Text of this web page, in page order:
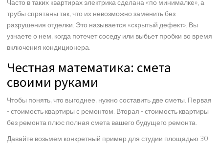
Часто в таких квартирах электрика сделана «по минималке», а
трубы спрятаны так, что их невозможно заменить без
разрушения отделки. Это называется «скрытый дефект». Вы
узнаете о нем, когда потечет соседу или выбьет пробки во время
включения кондиционера.
Честная математика: смета
своими руками
Чтобы понять, что выгоднее, нужно составить две сметы. Первая
- стоимость квартиры с ремонтом. Вторая - стоимость квартиры
без ремонта плюс полная смета вашего будущего ремонта.
Давайте возьмем конкретный пример для студии площадью 30